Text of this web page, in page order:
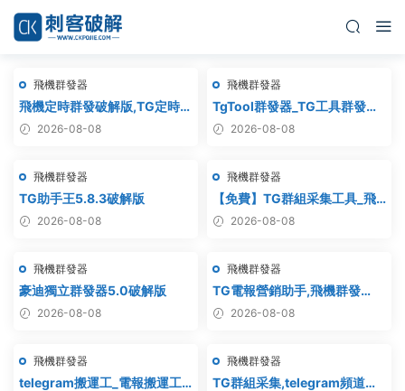
飛機群發器
飛機定時群發破解版,TG定時群
發,電報定時群發,telegram定
2026-08-08
飛機群發器
TgTool群發器_TG工具群發器_
最新破解版
2026-08-08
飛機群發器
TG助手王5.8.3破解版
2026-08-08
飛機群發器
【免費】TG群組采集工具_飛
機群組采集軟件_電報群組采集
2026-08-08
飛機群發器
豪迪獨立群發器5.0破解版
2026-08-08
飛機群發器
TG電報營銷助手,飛機群發
器,TG群發器,群發器破解版,群
協議軟件
2026-08-08
飛機群發器
telegram搬運工_電報搬運工_
飛機群發器
TG群組采集,telegram頻道采